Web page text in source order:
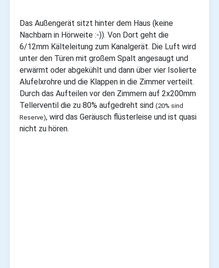
Das Außengerät sitzt hinter dem Haus (keine
Nachbarn in Hörweite :-)). Von Dort geht die
6/12mm Kälteleitung zum Kanalgerät. Die Luft wird
unter den Türen mit großem Spalt angesaugt und
erwärmt oder abgekühlt und dann über vier Isolierte
Alufelxrohre und die Klappen in die Zimmer verteilt.
Durch das Aufteilen vor den Zimmern auf 2x200mm
Tellerventil die zu 80% aufgedreht sind (20% sind
Reserve), wird das Geräusch flüsterleise und ist quasi
nicht zu hören.